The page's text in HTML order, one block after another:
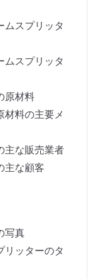
ムスプリッタ
ムスプリッタ
原材料
材料の主要メ
主な販売業者
主な顧客
写真
リッターのタ